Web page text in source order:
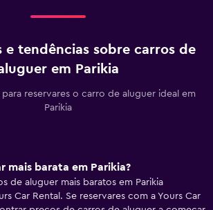
e tendências sobre carros de
em Parikia
para reservares o carro de aluguer ideal em
Parikia
mais barata em Parikia?
de aluguer mais baratos em Parikia
Car Rental. Se reservares com a Yours Car